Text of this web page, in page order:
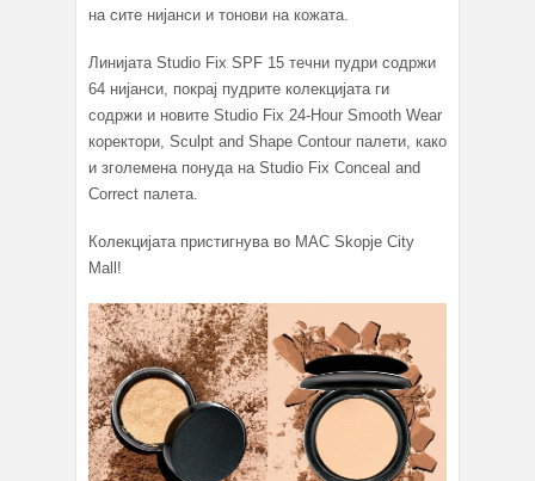
на сите нијанси и тонови на кожата.
Линијата Studio Fix SPF 15 течни пудри содржи
64 нијанси, покрај пудрите колекцијата ги
содржи и новите Studio Fix 24-Hour Smooth Wear
коректори, Sculpt and Shape Contour палети, како
и зголемена понуда на Studio Fix Conceal and
Correct палета.
Колекцијата пристигнува во MAC Skopje City
Mall!